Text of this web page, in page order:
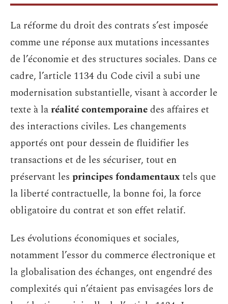
La réforme du droit des contrats s’est imposée
comme une réponse aux mutations incessantes
de l’économie et des structures sociales. Dans ce
cadre, l’article 1134 du Code civil a subi une
modernisation substantielle, visant à accorder le
texte à laréalité contemporainedes affaires et
des interactions civiles. Les changements
apportés ont pour dessein de fluidifier les
transactions et de les sécuriser, tout en
préservant les principes fondamentauxtels que
la liberté contractuelle, la bonne foi, la force
obligatoire du contrat et son effet relatif.
Les évolutions économiques et sociales,
notamment l’essor du commerce électronique et
la globalisation des échanges, ont engendré des
complexités qui n’étaient pas envisagées lors de